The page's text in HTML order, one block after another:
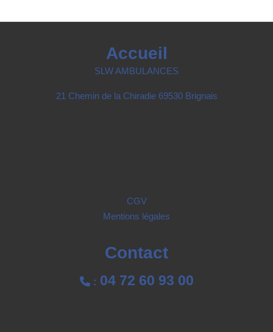
Accueil
SLW AMBULANCES
21 Chemin de la Chiradie 69530 Brignais
CGV
Mentions légales
Contact
: 04 72 60 93 00